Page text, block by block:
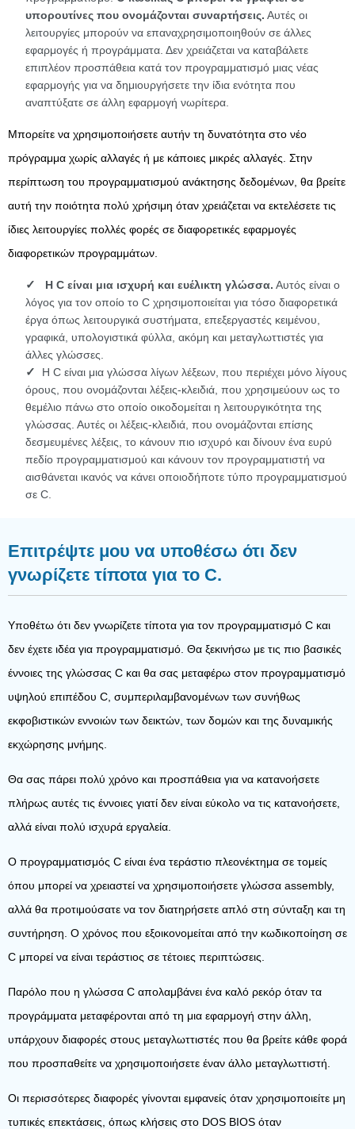
υπορουτίνες που ονομάζονται συναρτήσεις. Αυτές οι
λειτουργίες μπορούν να επαναχρησιμοποιηθούν σε άλλες
εφαρμογές ή προγράμματα. Δεν χρειάζεται να καταβάλετε
επιπλέον προσπάθεια κατά τον προγραμματισμό μιας νέας
εφαρμογής για να δημιουργήσετε την ίδια ενότητα που
αναπτύξατε σε άλλη εφαρμογή νωρίτερα.
Μπορείτε να χρησιμοποιήσετε αυτήν τη δυνατότητα στο νέο
πρόγραμμα χωρίς αλλαγές ή με κάποιες μικρές αλλαγές. Στην
περίπτωση του προγραμματισμού ανάκτησης δεδομένων, θα βρείτε
αυτή την ποιότητα πολύ χρήσιμη όταν χρειάζεται να εκτελέσετε τις
ίδιες λειτουργίες πολλές φορές σε διαφορετικές εφαρμογές
διαφορετικών προγραμμάτων.
Η C είναι μια ισχυρή και ευέλικτη γλώσσα. Αυτός είναι ο
λόγος για τον οποίο το C χρησιμοποιείται για τόσο διαφορετικά
έργα όπως λειτουργικά συστήματα, επεξεργαστές κειμένου,
γραφικά, υπολογιστικά φύλλα, ακόμη και μεταγλωττιστές για
άλλες γλώσσες.
Η C είναι μια γλώσσα λίγων λέξεων, που περιέχει μόνο λίγους
όρους, που ονομάζονται λέξεις-κλειδιά, που χρησιμεύουν ως το
θεμέλιο πάνω στο οποίο οικοδομείται η λειτουργικότητα της
γλώσσας. Αυτές οι λέξεις-κλειδιά, που ονομάζονται επίσης
δεσμευμένες λέξεις, το κάνουν πιο ισχυρό και δίνουν ένα ευρύ
πεδίο προγραμματισμού και κάνουν τον προγραμματιστή να
αισθάνεται ικανός να κάνει οποιοδήποτε τύπο προγραμματισμού
σε C.
Επιτρέψτε μου να υποθέσω ότι δεν
γνωρίζετε τίποτα για το C.
Υποθέτω ότι δεν γνωρίζετε τίποτα για τον προγραμματισμό C και
δεν έχετε ιδέα για προγραμματισμό. Θα ξεκινήσω με τις πιο βασικές
έννοιες της γλώσσας C και θα σας μεταφέρω στον προγραμματισμό
υψηλού επιπέδου C, συμπεριλαμβανομένων των συνήθως
εκφοβιστικών εννοιών των δεικτών, των δομών και της δυναμικής
εκχώρησης μνήμης.
Θα σας πάρει πολύ χρόνο και προσπάθεια για να κατανοήσετε
πλήρως αυτές τις έννοιες γιατί δεν είναι εύκολο να τις κατανοήσετε,
αλλά είναι πολύ ισχυρά εργαλεία.
Ο προγραμματισμός C είναι ένα τεράστιο πλεονέκτημα σε τομείς
όπου μπορεί να χρειαστεί να χρησιμοποιήσετε γλώσσα assembly,
αλλά θα προτιμούσατε να τον διατηρήσετε απλό στη σύνταξη και τη
συντήρηση. Ο χρόνος που εξοικονομείται από την κωδικοποίηση σε
C μπορεί να είναι τεράστιος σε τέτοιες περιπτώσεις.
Παρόλο που η γλώσσα C απολαμβάνει ένα καλό ρεκόρ όταν τα
προγράμματα μεταφέρονται από τη μια εφαρμογή στην άλλη,
υπάρχουν διαφορές στους μεταγλωττιστές που θα βρείτε κάθε φορά
που προσπαθείτε να χρησιμοποιήσετε έναν άλλο μεταγλωττιστή.
Οι περισσότερες διαφορές γίνονται εμφανείς όταν χρησιμοποιείτε μη
τυπικές επεκτάσεις, όπως κλήσεις στο DOS BIOS όταν